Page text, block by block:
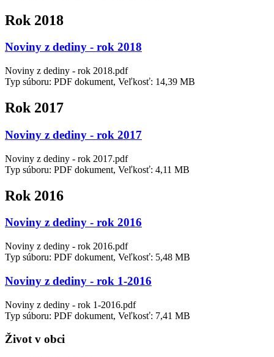
Rok 2018
Noviny z dediny - rok 2018
Noviny z dediny - rok 2018.pdf
Typ súboru: PDF dokument, Veľkosť: 14,39 MB
Rok 2017
Noviny z dediny - rok 2017
Noviny z dediny - rok 2017.pdf
Typ súboru: PDF dokument, Veľkosť: 4,11 MB
Rok 2016
Noviny z dediny - rok 2016
Noviny z dediny - rok 2016.pdf
Typ súboru: PDF dokument, Veľkosť: 5,48 MB
Noviny z dediny - rok 1-2016
Noviny z dediny - rok 1-2016.pdf
Typ súboru: PDF dokument, Veľkosť: 7,41 MB
Život v obci